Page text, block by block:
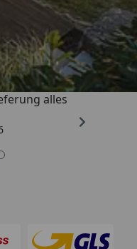
über die
alles